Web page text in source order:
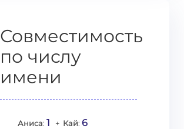
Совместимость
по числу
имени
Аниса: 1 + Кай: 6